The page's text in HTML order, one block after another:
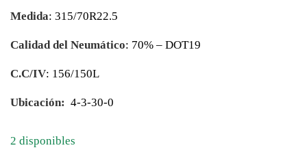
Medida: 315/70R22.5
Calidad del Neumático: 70% – DOT19
C.C/IV: 156/150L
Ubicación: 4-3-30-0
2 disponibles